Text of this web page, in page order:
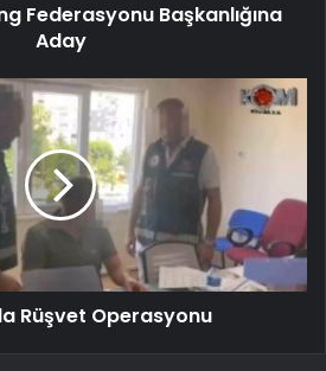
Federasyonu Başkanlığına
Aday
Rüşvet Operasyonu